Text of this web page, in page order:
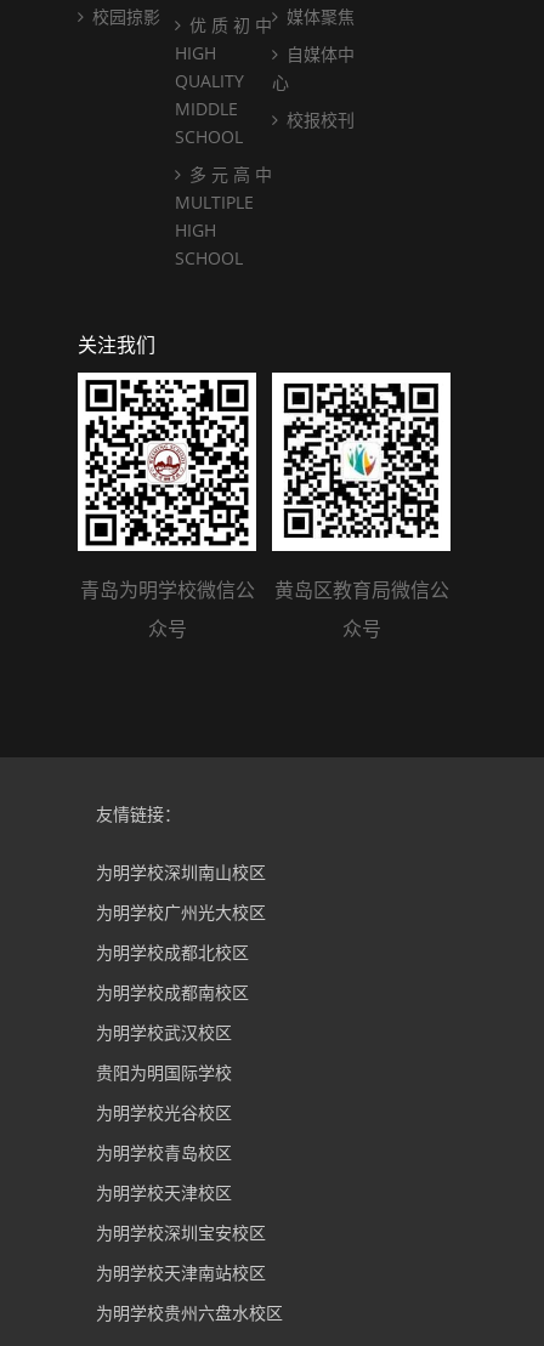
校园掠影
优 质 初 中
HIGH
QUALITY
MIDDLE
SCHOOL
多 元 高 中
MULTIPLE
HIGH
SCHOOL
媒体聚焦
自媒体中
心
校报校刊
关注我们
青岛为明学校微信公
众号
黄岛区教育局微信公
众号
友情链接：
为明学校深圳南山校区
为明学校广州光大校区
为明学校成都北校区
为明学校成都南校区
为明学校武汉校区
贵阳为明国际学校
为明学校光谷校区
为明学校青岛校区
为明学校天津校区
为明学校深圳宝安校区
为明学校天津南站校区
为明学校贵州六盘水校区